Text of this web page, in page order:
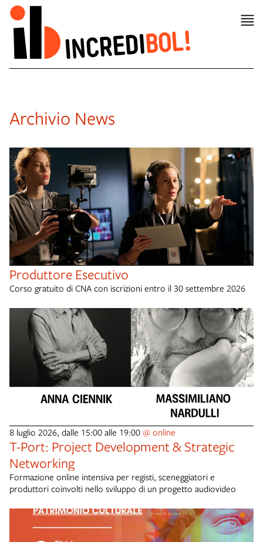
Archivio News
Produttore Esecutivo
Corso gratuito di CNA con iscrizioni entro il 30 settembre 2026
8 luglio 2026, dalle 15:00 alle 19:00 @ online
T-Port: Project Development & Strategic
Networking
Formazione online intensiva per registi, sceneggiatori e
produttori coinvolti nello sviluppo di un progetto audiovideo